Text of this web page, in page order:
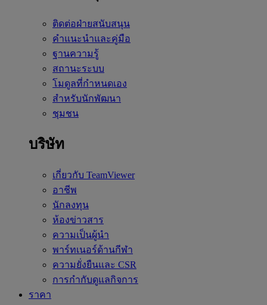
ติดต่อฝ่ายสนับสนุน
คำแนะนำและคู่มือ
ฐานความรู้
สถานะระบบ
โมดูลที่กำหนดเอง
สำหรับนักพัฒนา
ชุมชน
บริษัท
เกี่ยวกับ TeamViewer
อาชีพ
นักลงทุน
ห้องข่าวสาร
ความเป็นผู้นำ
พาร์ทเนอร์ด้านกีฬา
ความยั่งยืนและ CSR
การกำกับดูแลกิจการ
ราคา